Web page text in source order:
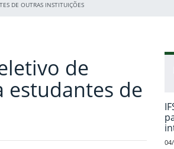
DE OUTRAS INSTITUIÇÕES
de
estudantes de